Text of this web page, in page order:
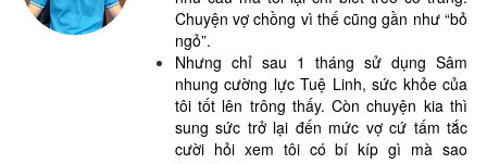
Chuyện vợ chồng vì thế cũng gần như “bỏ
ngỏ”.
Nhưng chỉ sau 1 tháng sử dụng Sâm
nhung cường lực Tuệ Linh, sức khỏe của
tôi tốt lên trông thấy. Còn chuyện kia thì
sung sức trở lại đến mức vợ cứ tấm tắc
cười hỏi xem tôi có bí kíp gì mà sao